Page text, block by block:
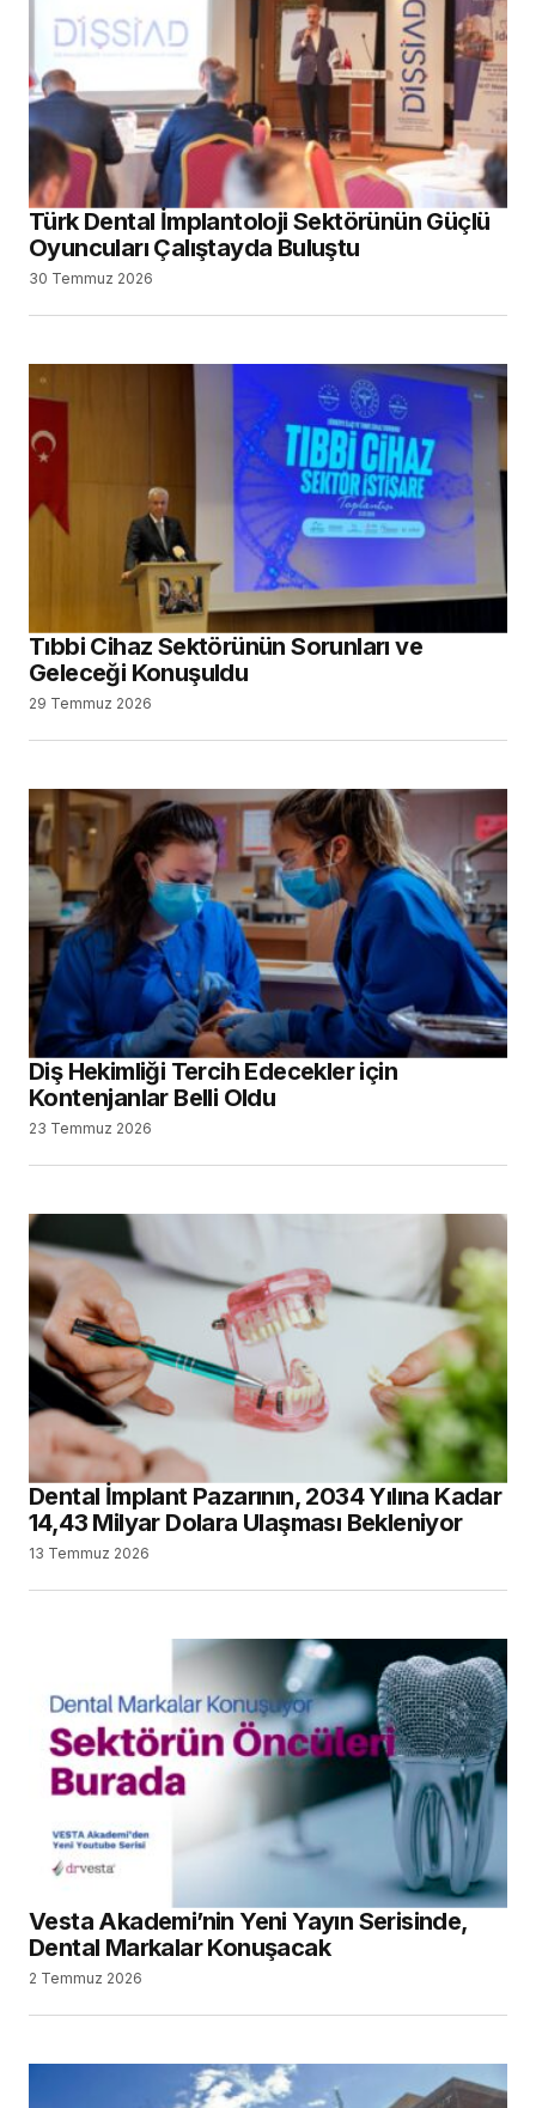
Türk Dental İmplantoloji Sektörünün Güçlü
Oyuncuları Çalıştayda Buluştu
30 Temmuz 2026
Tıbbi Cihaz Sektörünün Sorunları ve
Geleceği Konuşuldu
29 Temmuz 2026
Diş Hekimliği Tercih Edecekler için
Kontenjanlar Belli Oldu
23 Temmuz 2026
Dental İmplant Pazarının, 2034 Yılına Kadar
14,43 Milyar Dolara Ulaşması Bekleniyor
13 Temmuz 2026
Vesta Akademi’nin Yeni Yayın Serisinde,
Dental Markalar Konuşacak
2 Temmuz 2026